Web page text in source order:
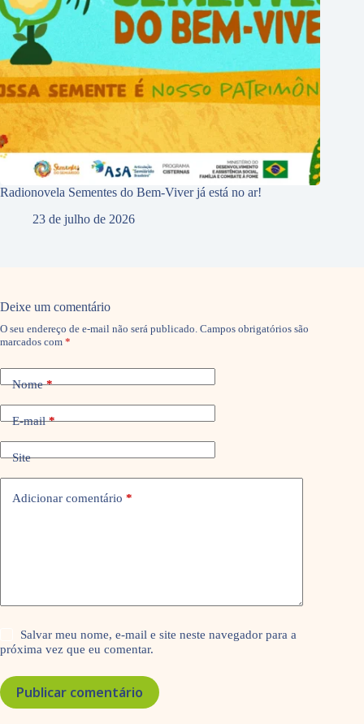
Radionovela Sementes do Bem-Viver já está no ar!
23 de julho de 2026
Deixe um comentário
O seu endereço de e-mail não será publicado. Campos obrigatórios são
marcados com *
Nome*
E-mail*
Site
Adicionar comentário *
Salvar meu nome, e-mail e site neste navegador para a
próxima vez que eu comentar.
Publicar comentário